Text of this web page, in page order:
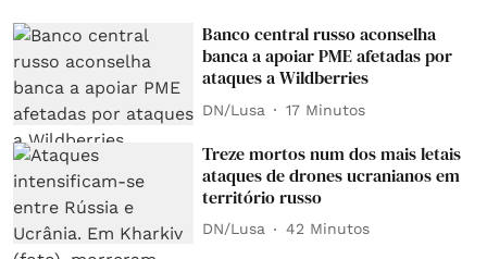
Banco central russo aconselha
banca a apoiar PME afetadas por
ataques a Wildberries
DN/Lusa 17 Minutos
Treze mortos num dos mais letais
ataques de drones ucranianos em
território russo
DN/Lusa 42 Minutos